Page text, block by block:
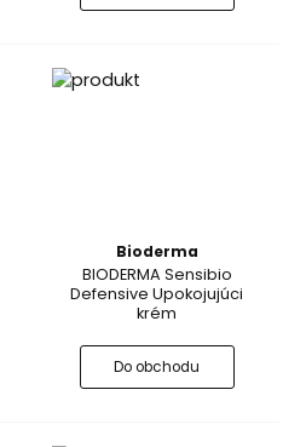
Bioderma
BIODERMA Sensibio
Defensive Upokojujúci
krém
Do obchodu